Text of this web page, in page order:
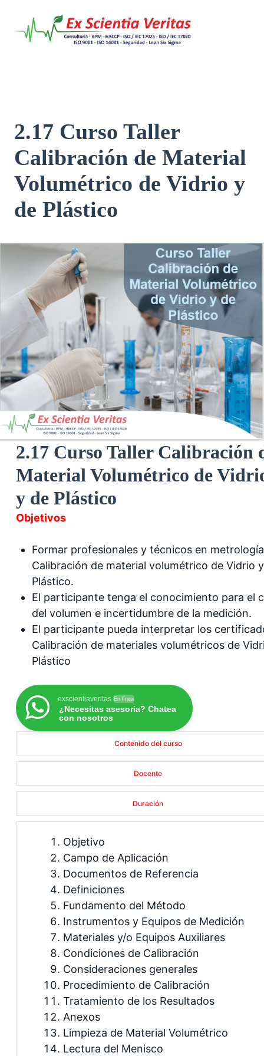
contenido
2.17 Curso Taller
Calibración de Material
Volumétrico de Vidrio y
de Plástico
2.17 Curso Taller Calibración
Material Volumétrico de
y de Plástico
Objetivos
Formar profesionales y técnicos en
Calibración de material volumétrico de Vidrio
Plástico.
El participante tenga el conocimiento para el
del volumen e incertidumbre de la medición.
El participante pueda interpretar los
Calibración de materiales volumétricos de
Plástico
exscientiaveritas En línea
¿Necesitas asesoria? Chatea
con nosotros
Contenido del curso
Docente
Duración
Objetivo
Campo de Aplicación
Documentos de Referencia
Definiciones
Fundamento del Método
Instrumentos y Equipos de Medición
Materiales y/o Equipos Auxiliares
Condiciones de Calibración
Consideraciones generales
Procedimiento de Calibración
Tratamiento de los Resultados
Anexos
Limpieza de Material Volumétrico
Lectura del Menisco